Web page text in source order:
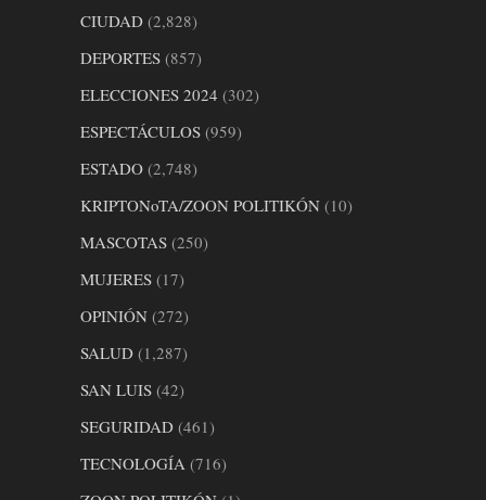
CIUDAD (2,828)
DEPORTES (857)
ELECCIONES 2024 (302)
ESPECTÁCULOS (959)
ESTADO (2,748)
KRIPTONoTA/ZOON POLITIKÓN (10)
MASCOTAS (250)
MUJERES (17)
OPINIÓN (272)
SALUD (1,287)
SAN LUIS (42)
SEGURIDAD (461)
TECNOLOGÍA (716)